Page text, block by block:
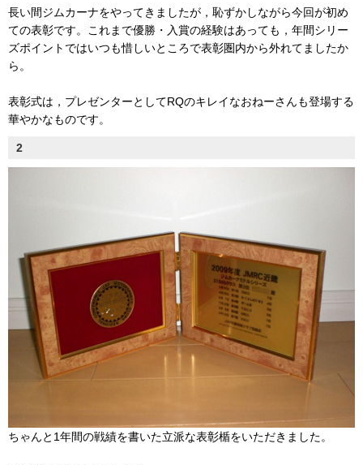
長い間ジムカーナをやってきましたが，恥ずかしながら今回が初め
ての表彰です。これまで優勝・入賞の経験はあっても，年間シリー
ズポイントではいつも惜しいところで表彰圏内から外れてましたか
ら。
表彰式は，プレゼンターとしてRQのキレイなおねーさんも登場する
華やかなものです。
2
ちゃんと1年間の戦績を書いた立派な表彰楯をいただきました。